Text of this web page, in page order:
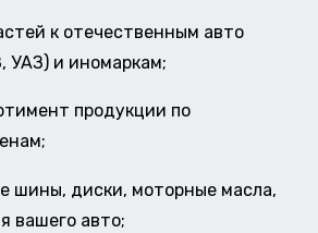
к отечественным авто
УАЗ) и иномаркам;
продукции по
шины, диски, моторные масла,
вашего авто;